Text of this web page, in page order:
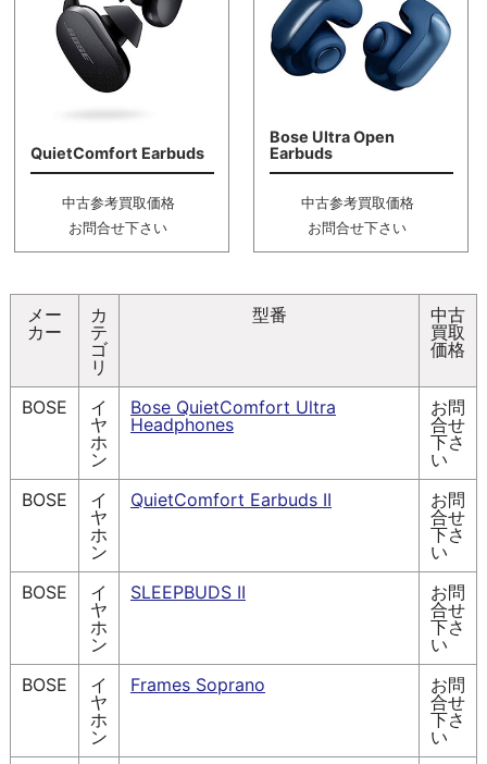
QuietComfort Earbuds
中古参考買取価格
お問合せ下さい
Bose Ultra Open
Earbuds
中古参考買取価格
お問合せ下さい
メー
カー
カ
テ
ゴ
リ
型番
中古
買取
価格
BOSE
イ
ヤ
ホ
ン
Bose QuietComfort Ultra
Headphones
お問
合せ
下さ
い
BOSE
イ
ヤ
ホ
ン
QuietComfort Earbuds II
お問
合せ
下さ
い
BOSE
イ
ヤ
ホ
ン
SLEEPBUDS II
お問
合せ
下さ
い
BOSE
イ
ヤ
ホ
ン
Frames Soprano
お問
合せ
下さ
い